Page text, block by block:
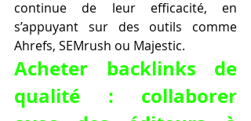
continue de leur efficacité, en
s’appuyant sur des outils comme
Ahrefs, SEMrush ou Majestic.
Acheter backlinks de
qualité : collaborer